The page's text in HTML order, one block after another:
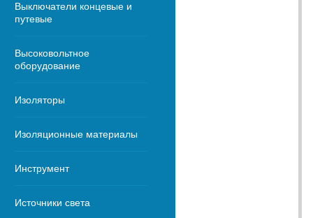
Выключатели концевые и
путевые
Высоковольтное
оборудование
Изоляторы
Изоляционные материалы
Инструмент
Источники света